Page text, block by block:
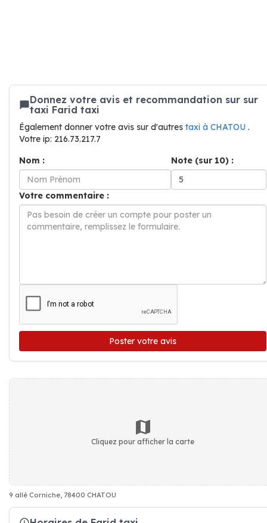
Donnez votre avis et recommandation sur sur
taxi Farid taxi
Également donner votre avis sur d'autres taxi à CHATOU .
Votre ip: 216.73.217.7
Nom :
Note (sur 10) :
Votre commentaire :
Poster votre avis
Cliquez pour afficher la carte
9 allé Corniche, 78400 CHATOU